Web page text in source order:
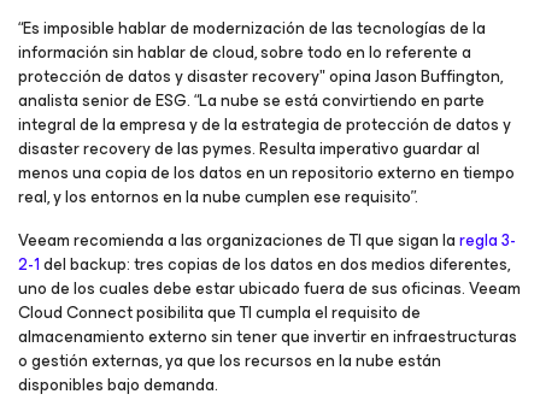
“Es imposible hablar de modernización de las tecnologías de la
información sin hablar de cloud, sobre todo en lo referente a
protección de datos y disaster recovery" opina Jason Buffington,
analista senior de ESG. “La nube se está convirtiendo en parte
integral de la empresa y de la estrategia de protección de datos y
disaster recovery de las pymes. Resulta imperativo guardar al
menos una copia de los datos en un repositorio externo en tiempo
real, y los entornos en la nube cumplen ese requisito”.
Veeam recomienda a las organizaciones de TI que sigan laregla 3-
2-1del backup: tres copias de los datos en dos medios diferentes,
uno de los cuales debe estar ubicado fuera de sus oficinas. Veeam
Cloud Connect posibilita que TI cumpla el requisito de
almacenamiento externo sin tener que invertir en infraestructuras
o gestión externas, ya que los recursos en la nube están
disponibles bajo demanda.